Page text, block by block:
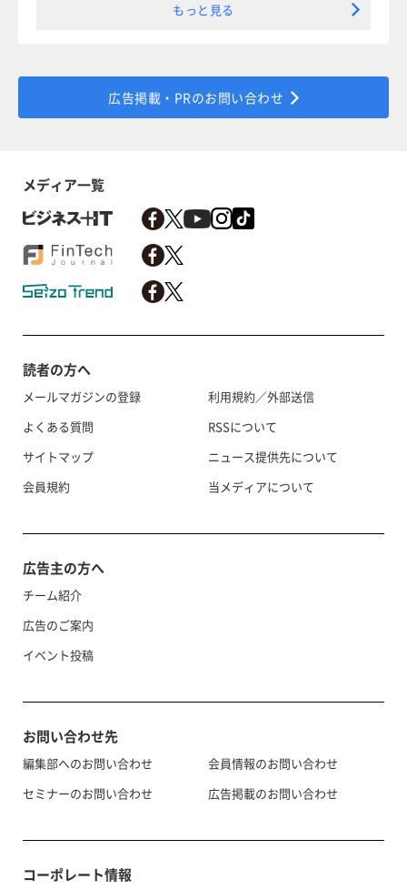
もっと見る
広告掲載・PRのお問い合わせ
メディア一覧
読者の方へ
メールマガジンの登録
よくある質問
サイトマップ
会員規約
利用規約／外部送信
RSSについて
ニュース提供先について
当メディアについて
広告主の方へ
チーム紹介
広告のご案内
イベント投稿
お問い合わせ先
編集部へのお問い合わせ
セミナーのお問い合わせ
会員情報のお問い合わせ
広告掲載のお問い合わせ
コーポレート情報